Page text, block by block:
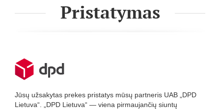
Pristatymas
Jūsų užsakytas prekes pristatys mūsų partneris UAB „DPD
Lietuva“. „DPD Lietuva“ — viena pirmaujančių siuntų